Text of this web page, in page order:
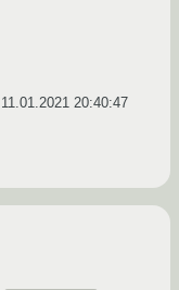
11.01.2021 20:40:47